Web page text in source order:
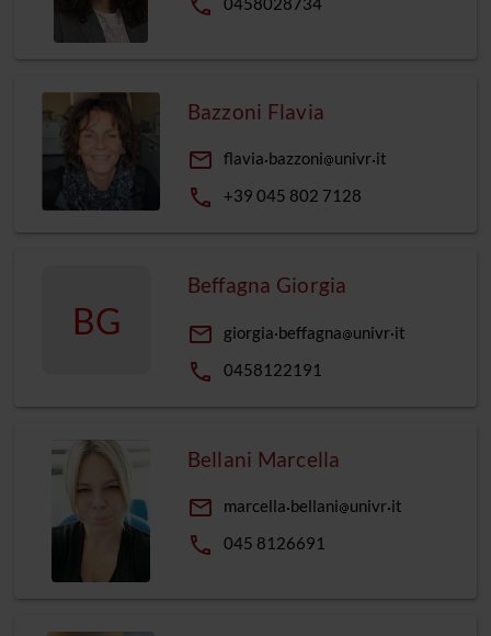
phone 0458028734
Bazzoni Flavia
email flavia bazzoni univr it
phone +39 045 802 7128
BG
Beffagna Giorgia
email giorgia beffagna univr it
phone 0458122191
Bellani Marcella
email marcella bellani univr it
phone 045 8126691